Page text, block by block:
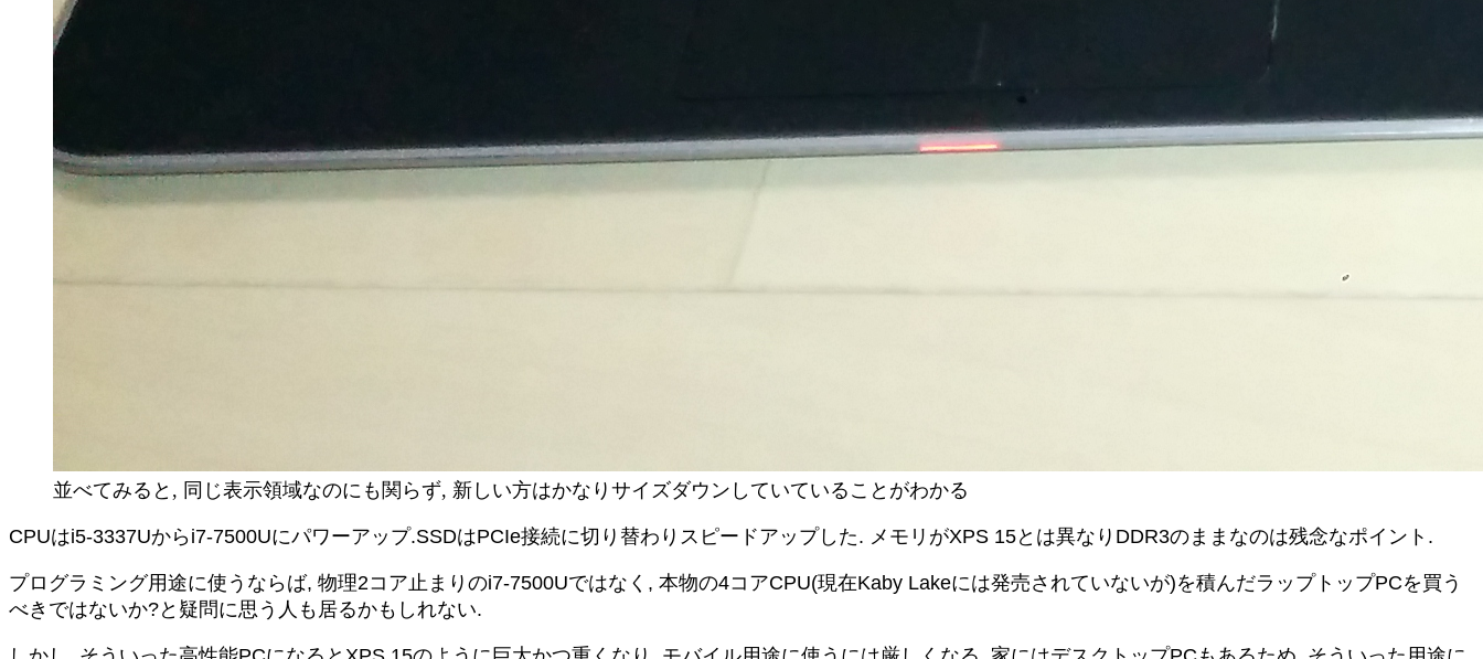
並べてみると, 同じ表示領域なのにも関らず, 新しい方はかなりサイズダウンしていていることがわかる
CPUはi5-3337Uからi7-7500Uにパワーアップ.SSDはPCIe接続に切り替わりスピードアップした. メモリがXPS 15とは異なりDDR3のままなのは残念なポイント.
プログラミング用途に使うならば, 物理2コア止まりのi7-7500Uではなく, 本物の4コアCPU(現在Kaby Lakeには発売されていないが)を積んだラップトップPCを買う
べきではないか?と疑問に思う人も居るかもしれない.